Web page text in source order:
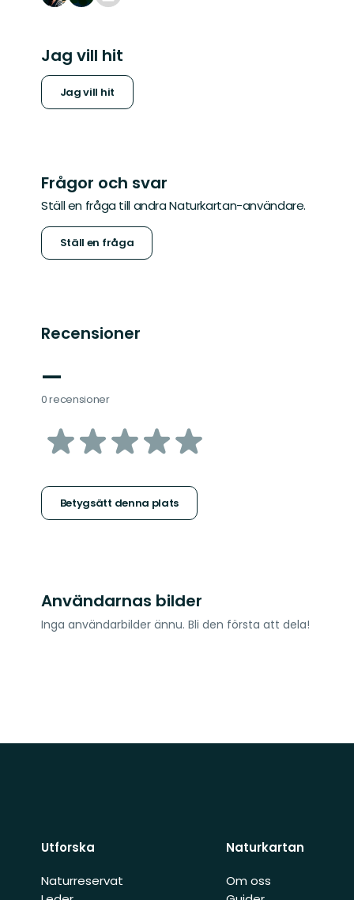
Jag vill hit
Jag vill hit
Frågor och svar
Ställ en fråga till andra Naturkartan-användare.
Ställ en fråga
Recensioner
—
0 recensioner
av
stjärnor
Betygsätt denna plats
Användarnas bilder
Inga användarbilder ännu. Bli den första att dela!
Utforska
Naturreservat
Naturkartan
Om oss